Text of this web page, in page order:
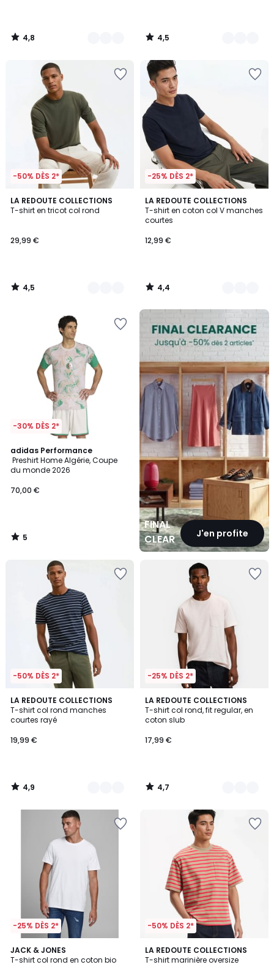
4,8
/
4,5
/
-50% DÈS 2*
LA REDOUTE COLLECTIONS
T-shirt en tricot col rond
29,99 €
4,5
/ 5
3
Couleurs
4,5
/
-25% DÈS 2*
LA REDOUTE COLLECTIONS
T-shirt en coton col V manches
courtes
12,99 €
4,4
/ 5
5
Couleurs
4,4
/
-30% DÈS 2*
adidas Performance
Preshirt Home Algérie, Coupe
du monde 2026
70,00 €
5
/
5
5
/
FINAL
CLEARANCEJ'en profite
FINAL
CLEARANCE
-50% DÈS 2*
LA REDOUTE COLLECTIONS
T-shirt col rond manches
courtes rayé
19,99 €
4,9
/ 5
2
Couleurs
4,9
/
-25% DÈS 2*
LA REDOUTE COLLECTIONS
T-shirt col rond, fit regular, en
coton slub
17,99 €
4,7
/ 5
3
Couleurs
4,7
/
-25% DÈS 2*
JACK & JONES
T-shirt col rond en coton bio
4,7
/ 5
4
Couleurs
-50% DÈS 2*
LA REDOUTE COLLECTIONS
T-shirt marinière oversize
5
/
2
Couleurs